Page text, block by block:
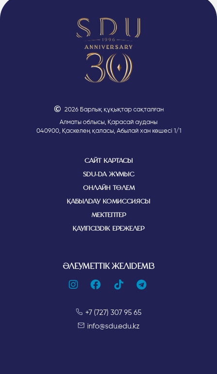
2026 Барлық құқықтар сақталған
Алматы облысы, Қарасай ауданы
040900, Қаскелең қаласы, Абылай хан көшесі 1/1
САЙТ КАРТАСЫ
SDU-ДА ЖҰМЫС
ОНЛАЙН ТӨЛЕМ
ҚАБЫЛДАУ КОМИССИЯСЫ
МЕКТЕПТЕР
ҚАУІПСІЗДІК ЕРЕЖЕЛЕР
ӘЛЕУМЕТТІК ЖЕЛІДЕМІЗ
+7 (727) 307 95 65
info@sdu.edu.kz